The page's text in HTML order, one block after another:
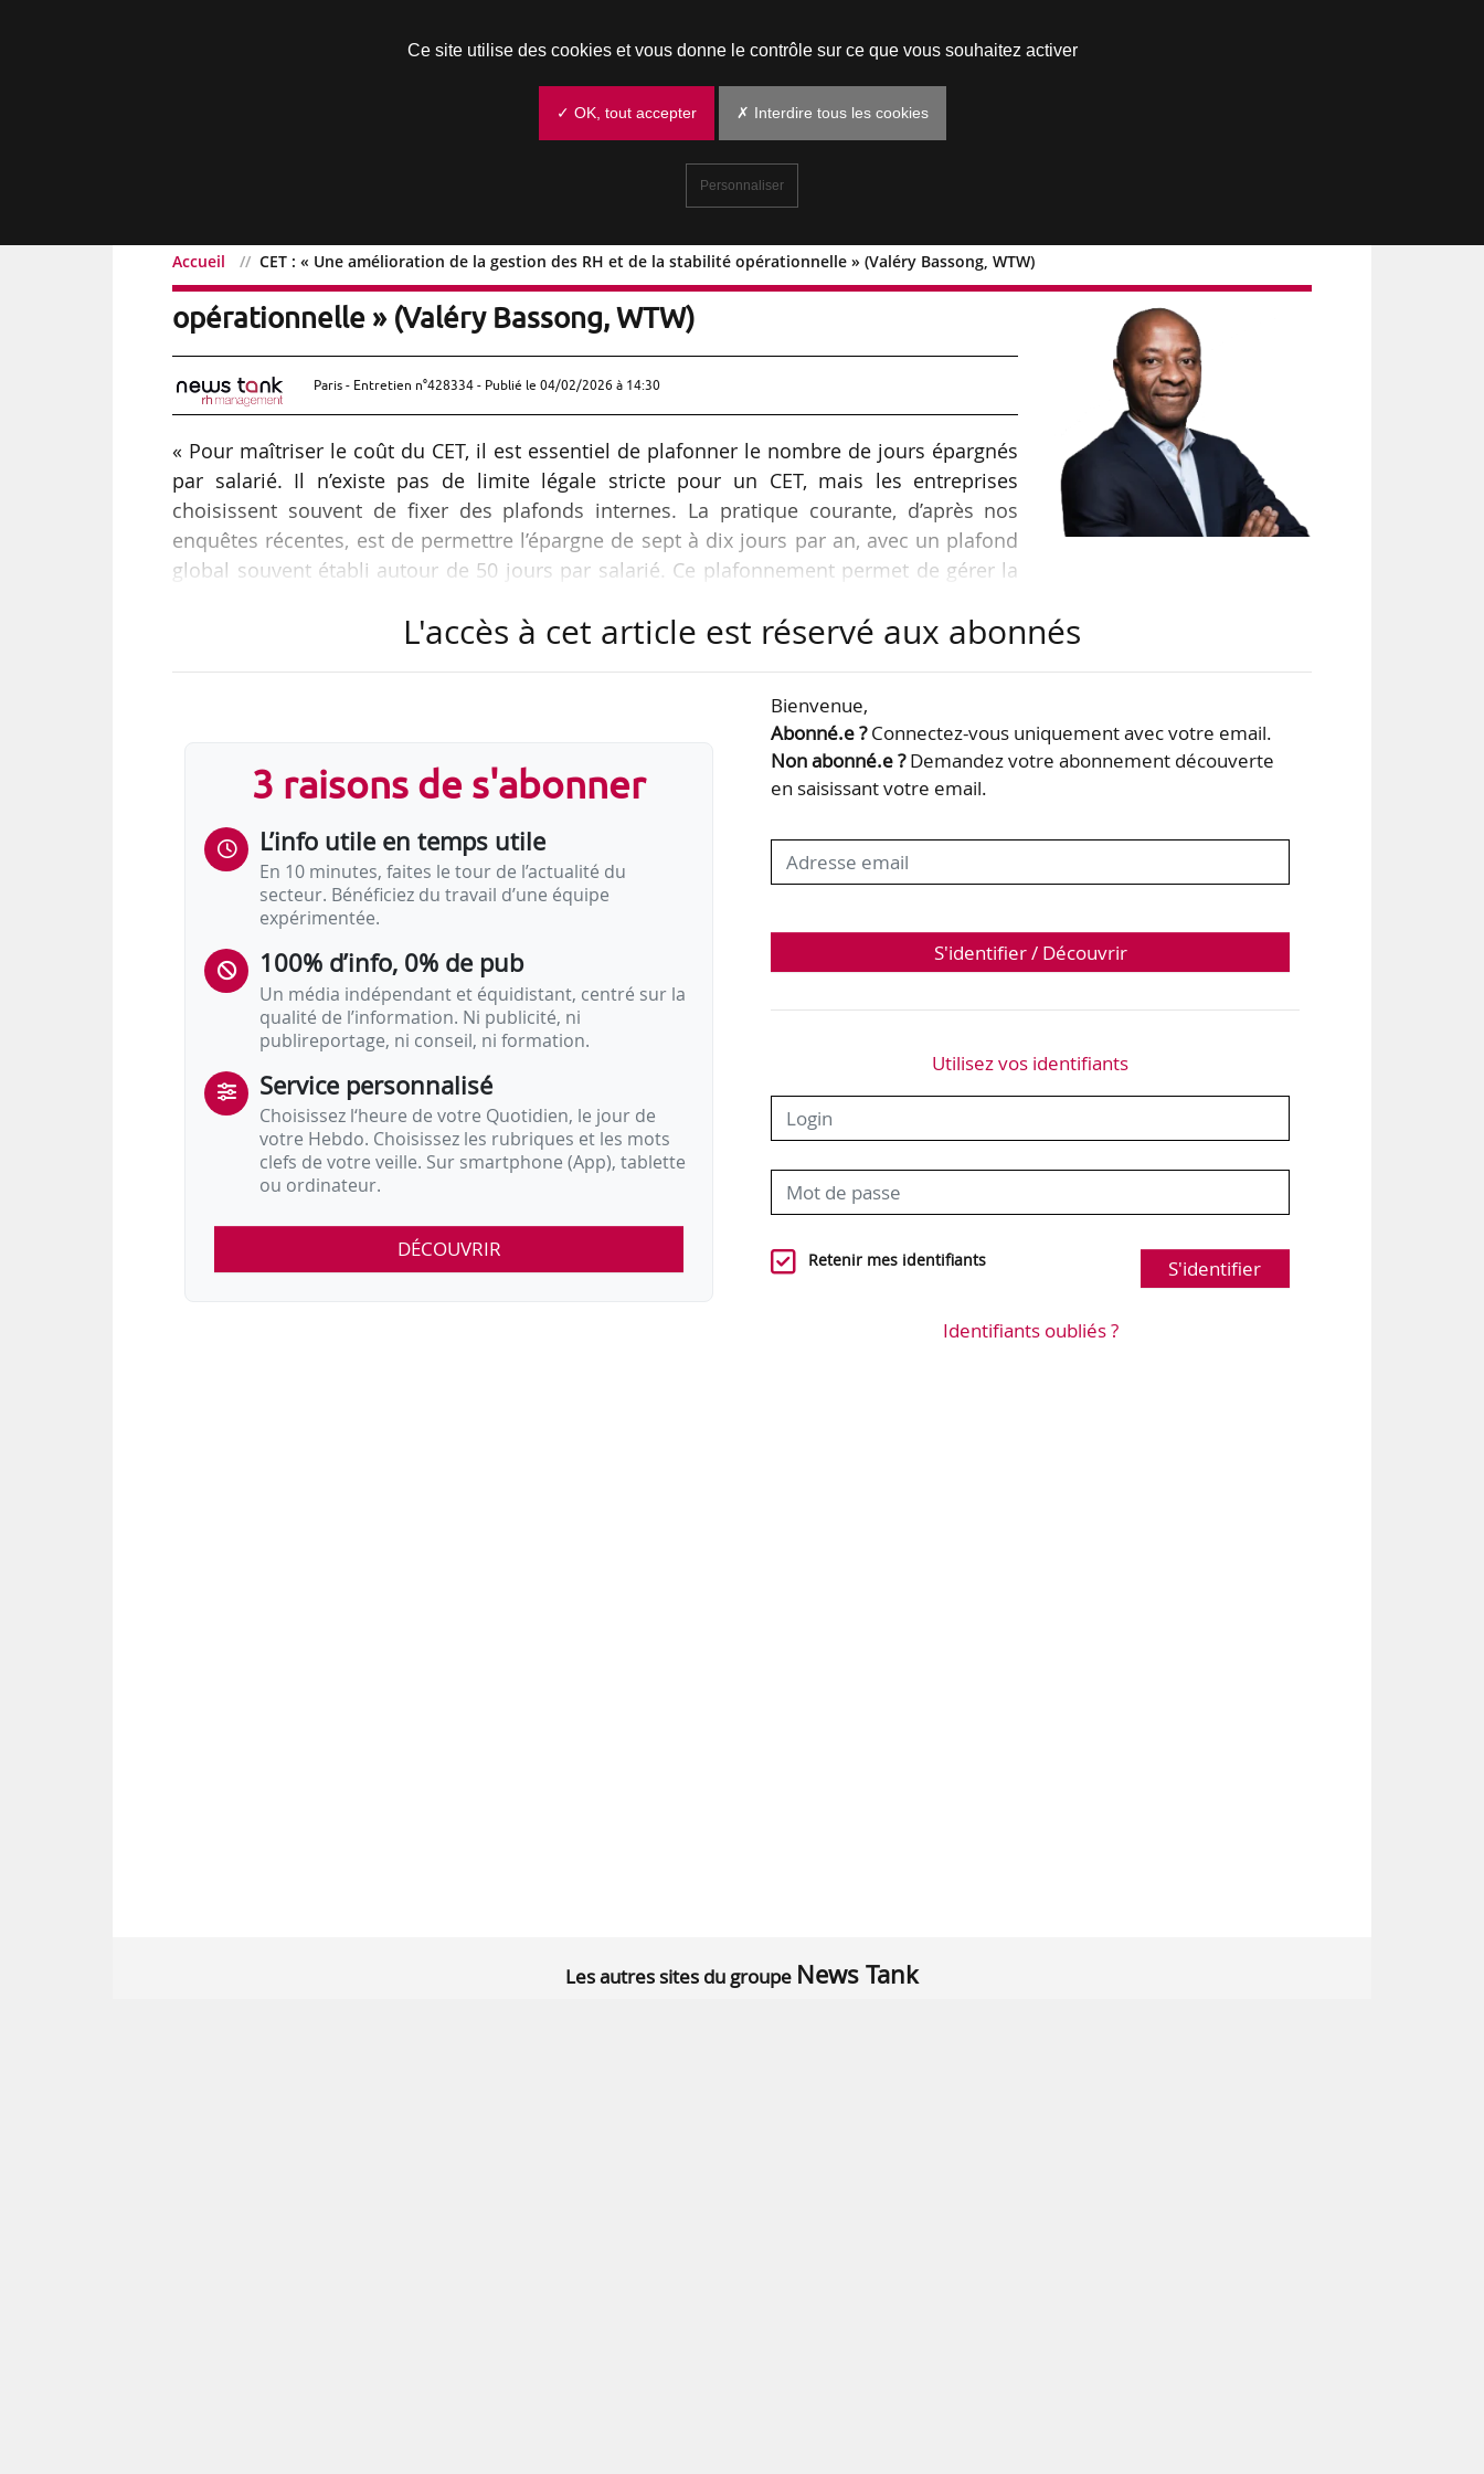
Accueil CET : « Une amélioration de la gestion des RH et de la stabilité opérationnelle » (Valéry Bassong, WTW)
CET : « Une amélioration de la gestion des RH et de la stabilité
opérationnelle » (Valéry Bassong, WTW)
Paris - Entretien n°428334 - Publié le 04/02/2026 à 14:30
« Pour maîtriser le coût du CET, il est essentiel de plafonner le nombre de jours épargnés
par salarié. Il n’existe pas de limite légale stricte pour un CET, mais les entreprises
choisissent souvent de fixer des plafonds internes. La pratique courante, d’après nos
enquêtes récentes, est de permettre l’épargne de sept à dix jours par an, avec un plafond
global souvent établi autour de 50 jours par salarié. Ce plafonnement permet de gérer la
Certaines entreprises peuvent avoir des plafonds plus élevés, allant jusqu’à 180 ou 200
L'accès à cet article est réservé aux abonnés
3 raisons de s'abonner
L’info utile en temps utile
En 10 minutes, faites le tour de l’actualité du
secteur. Bénéficiez du travail d’une équipe
expérimentée.
100% d’info, 0% de pub
Un média indépendant et équidistant, centré sur la
qualité de l’information. Ni publicité, ni
publireportage, ni conseil, ni formation.
Service personnalisé
Choisissez l‘heure de votre Quotidien, le jour de
votre Hebdo. Choisissez les rubriques et les mots
clefs de votre veille. Sur smartphone (App), tablette
ou ordinateur.
DÉCOUVRIR
Bienvenue,
Abonné.e ?Connectez-vous uniquement avec votre email.
Non abonné.e ?Demandez votre abonnement découverte
en saisissant votre email.
S'identifier / Découvrir
Utilisez vos identifiants
Retenir mes identifiants S'identifier
Identifiants oubliés ?
Les autres sites du groupe News Tank
Ce site utilise des cookies et vous donne le contrôle sur ce que vous souhaitez activer
✓ OK, tout accepter ✗ Interdire tous les cookies
Personnaliser